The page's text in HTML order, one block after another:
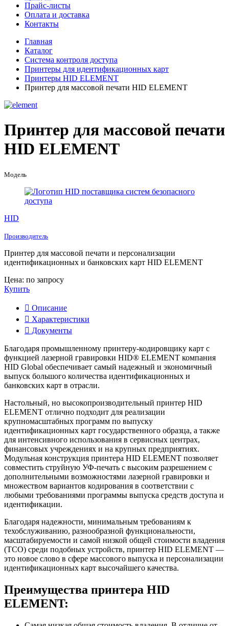
Прайс-листы
Оплата и доставка
Контакты
Главная
Каталог
Система контроля доступа
Принтеры для идентификационных карт
Принтеры HID ELEMENT
Принтер для массовой печати HID ELEMENT
Принтер для массовой печати
HID ELEMENT
Модель
HID
Производитель
Принтер для массовой печати и персонализации
идентификационных и банковских карт HID ELEMENT
Цена: по запросу
Купить
Описание
Характеристики
Документы
Благодаря промышленному принтеру-кодировщику карт с
функцией лазерной гравировки HID® ELEMENT компания
HID Global обеспечивает самый надежный и экономичный
выпуск большого количества идентификационных и
банковских карт в отрасли.
Настольный, но высокопроизводительный принтер HID
ELEMENT отлично подходит для реализации
крупномасштабных программ по выпуску
идентификационных карт государственного образца, а также
для интенсивного использования в сервисных центрах,
финансовых учреждениях и на крупных предприятиях.
Модульная конструкция принтера HID ELEMENT позволяет
совместить струйную УФ-печать с высоким разрешением с
дополнительными возможностями лазерной гравировки и
множеством вариантов кодирования в соответствии с
любыми требованиями программы выпуска средств доступа и
идентификации.
Благодаря надежности, минимальным требованиям к
техобслуживанию, разнообразной функциональности,
масштабируемости и самой низкой общей стоимости владения
(TCO) среди подобных устройств, принтер HID ELEMENT —
это новое слово в сфере массового выпуска и персонализации
идентификационных карт высочайшего качества.
Преимущества принтера HID
ELEMENT: